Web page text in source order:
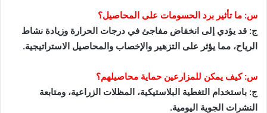
س: ما تأثير برد الحسومات على المحاصيل؟
ج: قد يؤدي إلى انخفاض مفاجئ في درجات الحرارة وزيادة نشاط
الرياح، مما يؤثر على التزهير والإخصاب والمحاصيل الاستراتيجية.
س: كيف يمكن للمزارعين حماية محاصيلهم؟
ج: باستخدام التغطية البلاستيكية، المظلات الزراعية، ومتابعة
النشرات الجوية اليومية.